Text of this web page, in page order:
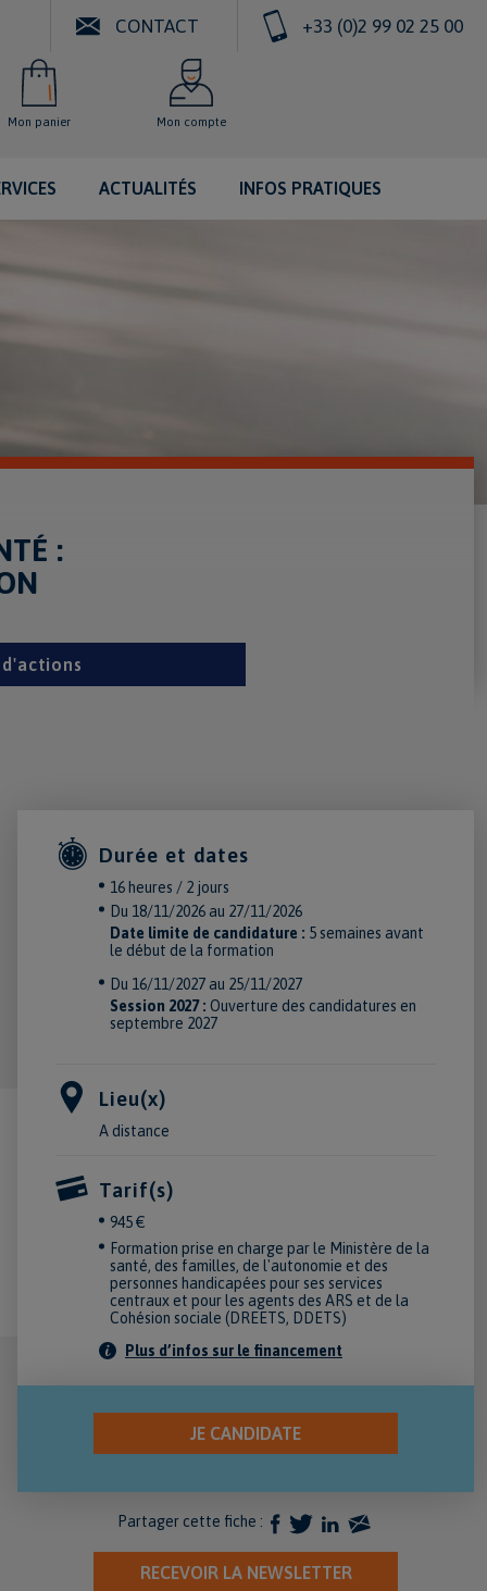
CONTACT +33 (0)2 99 02 25 00
Mon panier Mon compte
ACTUALITÉS INFOS PRATIQUES
:
Durée et dates
16 heures / 2 jours
Du 18/11/2026 au 27/11/2026
Date limite de candidature : 5 semaines avant
le début de la formation
Du 16/11/2027 au 25/11/2027
Session 2027 : Ouverture des candidatures en
septembre 2027
Lieu(x)
A distance
Tarif(s)
945 €
Formation prise en charge par le Ministère de la
santé, des familles, de l'autonomie et des
personnes handicapées pour ses services
centraux et pour les agents des ARS et de la
Cohésion sociale (DREETS, DDETS)
Plus d’infos sur le financement
Partager cette fiche :
RECEVOIR LA NEWSLETTER